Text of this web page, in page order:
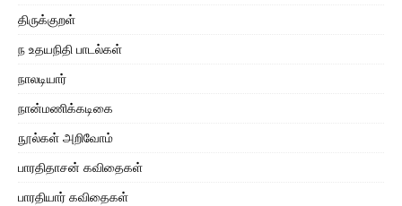
திருக்குறள்
ந உதயநிதி பாடல்கள்
நாலடியார்
நான்மணிக்கடிகை
நூல்கள் அறிவோம்
பாரதிதாசன் கவிதைகள்
பாரதியார் கவிதைகள்